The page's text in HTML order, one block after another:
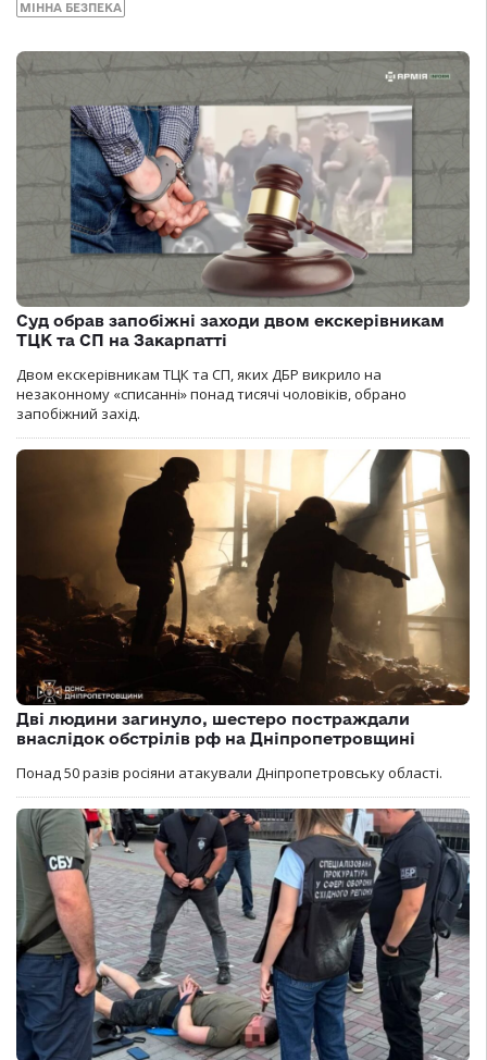
МІННА БЕЗПЕКА
Суд обрав запобіжні заходи двом екскерівникам
ТЦК та СП на Закарпатті
Двом екскерівникам ТЦК та СП, яких ДБР викрило на
незаконному «списанні» понад тисячі чоловіків, обрано
запобіжний захід.
Дві людини загинуло, шестеро постраждали
внаслідок обстрілів рф на Дніпропетровщині
Понад 50 разів росіяни атакували Дніпропетровську області.